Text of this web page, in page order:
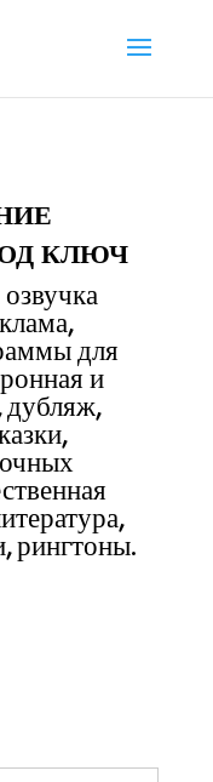
ключ
для
и
дубляж,
рингтоны.